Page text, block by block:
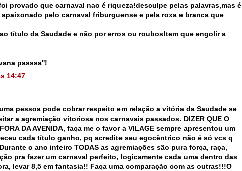
provado que carnaval nao é riqueza!desculpe pelas palavras,mas é
pelo carnaval friburguense e pela roxa e branca que
título da Saudade e não por erros ou roubos!tem que engolir a
passsa''!
14:47
pessoa pode cobrar respeito em relação a vitória da Saudade se
a agremiação vitoriosa nos carnavais passados. DIZER QUE O
DA AVENIDA, faça me o favor a VILAGE sempre apresentou um
cada título ganho, pq acredite seu egocêntrico não é só vcs q
o ano inteiro TODAS as agremiações são pura força, raça,
pra fazer um carnaval perfeito, logicamente cada uma dentro das
levar 8,5 em fantasia!! Faça uma comparação com as outras!!!O